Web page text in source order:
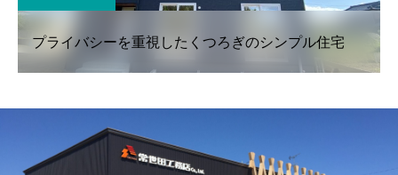
プライバシーを重視したくつろぎのシンプル住宅